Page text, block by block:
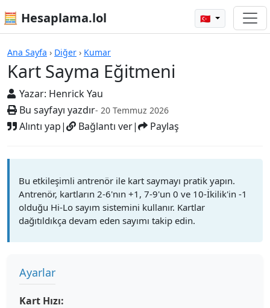
🧮 Hesaplama.lol 🇹🇷
Ana Sayfa › Diğer › Kumar
Kart Sayma Eğitmeni
Yazar: Henrick Yau
Bu sayfayı yazdır- 20 Temmuz 2026
Alıntı yap| Bağlantı ver| Paylaş
Hesap Makineleri
Bu etkileşimli antrenör ile kart saymayı pratik yapın.
Antrenör, kartların 2-6'nın +1, 7-9'un 0 ve 10-İkilik'in -1
olduğu Hi-Lo sayım sistemini kullanır. Kartlar
dağıtıldıkça devam eden sayımı takip edin.
Ayarlar
Kart Hızı: